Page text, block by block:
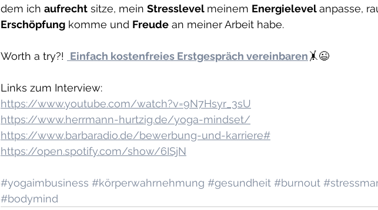
dem ich aufrecht sitze, mein Stresslevel meinem Energielevel anpasse,
Erschöpfung komme und Freude an meiner Arbeit habe.
Worth a try?! Einfach kostenfreies Erstgespräch vereinbaren🤸😉
Links zum Interview:
https://www.youtube.com/watch?v=9N7Hsyr_3sU
https://www.herrmann-hurtzig.de/yoga-mindset/
https://www.barbaradio.de/bewerbung-und-karriere#
https://open.spotify.com/show/6ISjN
#yogaimbusiness #körperwahrnehmung #gesundheit #burnout
#bodymind